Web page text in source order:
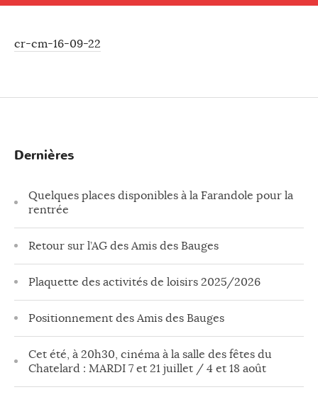
cr-cm-16-09-22
Dernières
Quelques places disponibles à la Farandole pour la
rentrée
Retour sur l’AG des Amis des Bauges
Plaquette des activités de loisirs 2025/2026
Positionnement des Amis des Bauges
Cet été, à 20h30, cinéma à la salle des fêtes du
Chatelard : MARDI 7 et 21 juillet / 4 et 18 août